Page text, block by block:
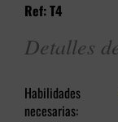
Ref: T4
Detalles
Habilidades
necesarias: